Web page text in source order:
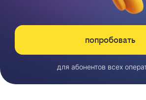
попробовать
для абонентов всех